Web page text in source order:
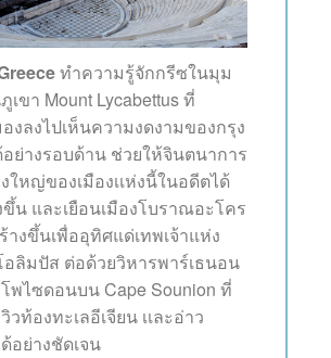
ทำความรู้จักกรีซในมุม
เขา Mount Lycabettus ที่
งลงไปเห็นความงดงามของกรุง
อย่างรอบด้าน ช่วยให้จินตนาการ
ใหญ่ของเมืองเเห่งนี้ในอดีตได้
ขึ้น และเยือนเมืองโบราณอะโคร
งขึ้นเพื่ออุทิศแด่เทพเจ้าแห่ง
อลิมปัส ต่อด้วยวิหารพาร์เธนอน
พไซดอนบน Cape Sounion ที่
วท้องทะเลอีเจียน เเละอ่าว
อย่างชัดเจน